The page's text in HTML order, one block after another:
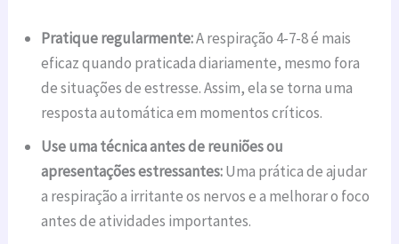
Pratique regularmente:A respiração 4-7-8 é mais
eficaz quando praticada diariamente, mesmo fora
de situações de estresse. Assim, ela se torna uma
resposta automática em momentos críticos.
Use uma técnica antes de reuniões ou
apresentações estressantes:Uma prática de ajudar
a respiração a irritante os nervos e a melhorar o foco
antes de atividades importantes.